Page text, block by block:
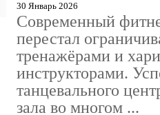
30 Январь 2026
Современный
перестал
тренажёрами и
инструкторами.
танцевального
зала во многом ...